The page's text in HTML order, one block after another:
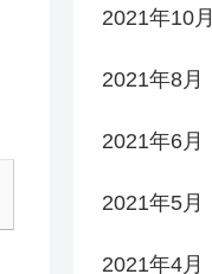
2021年10月
2021年8月
2021年6月
2021年5月
2021年4月